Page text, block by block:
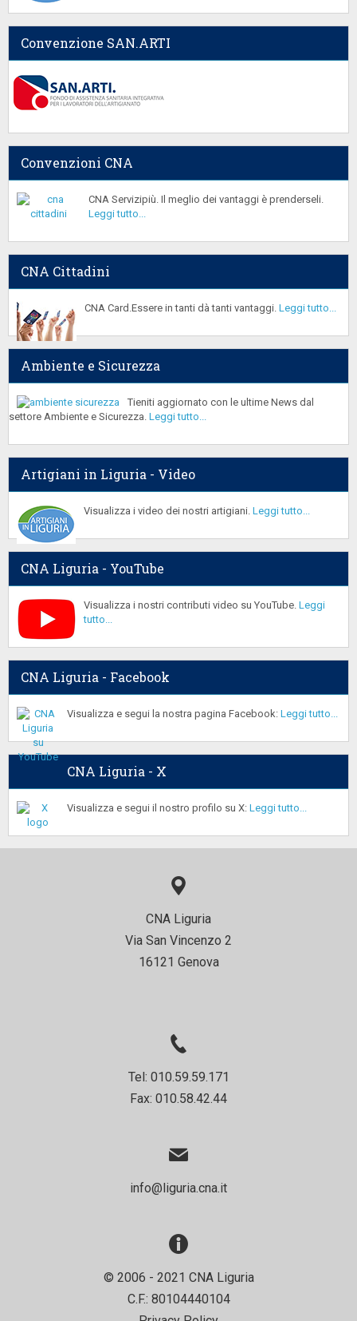
Convenzione SAN.ARTI
Convenzioni CNA
CNA Servizipiù. Il meglio dei vantaggi è prenderseli.
Leggi tutto...
CNA Cittadini
CNA Card.Essere in tanti dà tanti vantaggi. Leggi tutto...
Ambiente e Sicurezza
Tieniti aggiornato con le ultime News dal
settore Ambiente e Sicurezza. Leggi tutto...
Artigiani in Liguria - Video
Visualizza i video dei nostri artigiani. Leggi tutto...
CNA Liguria - YouTube
Visualizza i nostri contributi video su YouTube. Leggi
tutto...
CNA Liguria - Facebook
Visualizza e segui la nostra pagina Facebook: Leggi tutto...
CNA Liguria - X
Visualizza e segui il nostro profilo su X: Leggi tutto...
CNA Liguria
Via San Vincenzo 2
16121 Genova
Tel: 010.59.59.171
Fax: 010.58.42.44
info@liguria.cna.it
© 2006 - 2021 CNA Liguria
C.F.: 80104440104